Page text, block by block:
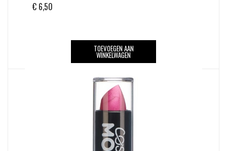
€ 6,50
TOEVOEGEN AAN
WINKELWAGEN